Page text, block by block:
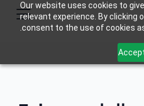
Our website uses cookies to
relevant experience. By clicking
consent to the use of cookies